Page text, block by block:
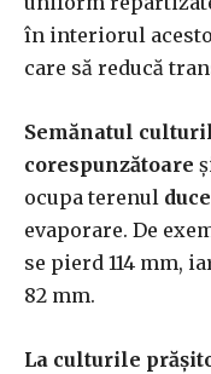
în interiorul
care să reducă
Semănatul
corespunzătoare
ocupa terenul
evaporare. De
se pierd 114 mm,
82 mm.
La culturile